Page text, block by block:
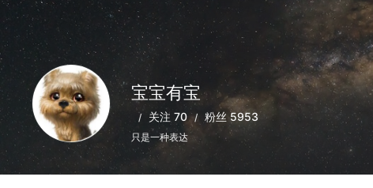
宝宝有宝
关注 70 粉丝 5953
只是一种表达